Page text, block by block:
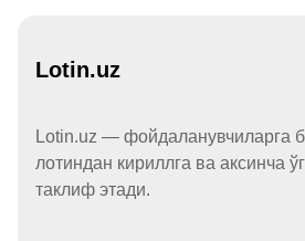
Lotin.uz
Lotin.uz — фойдаланувчиларга
лотиндан кириллга ва аксинча
таклиф этади.